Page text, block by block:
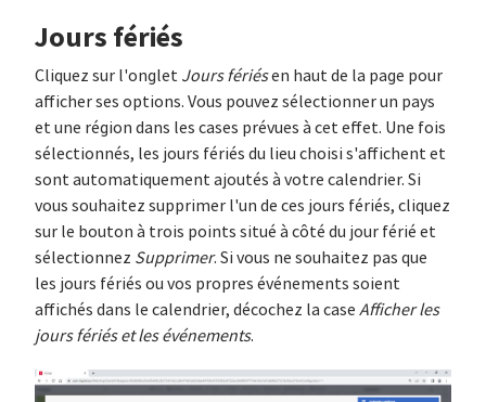
Jours fériés
Cliquez sur l'onglet Jours fériésen haut de la page pour
afficher ses options. Vous pouvez sélectionner un pays
et une région dans les cases prévues à cet effet. Une fois
sélectionnés, les jours fériés du lieu choisi s'affichent et
sont automatiquement ajoutés à votre calendrier. Si
vous souhaitez supprimer l'un de ces jours fériés, cliquez
sur le bouton à trois points situé à côté du jour férié et
sélectionnez Supprimer. Si vous ne souhaitez pas que
les jours fériés ou vos propres événements soient
affichés dans le calendrier, décochez la case Afficher les
jours fériés et les événements.